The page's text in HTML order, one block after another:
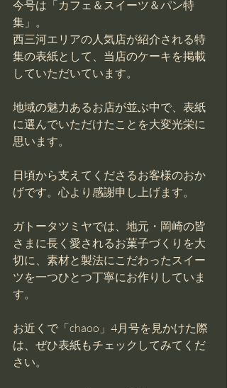
今号は「カフェ＆スイーツ＆パン特
集」。
西三河エリアの人気店が紹介される特
集の表紙として、当店のケーキを掲載
していただいています。
地域の魅力あるお店が並ぶ中で、表紙
に選んでいただけたことを大変光栄に
思います。
日頃から支えてくださるお客様のおか
げです。心より感謝申し上げます。
ガトータツミヤでは、地元・岡崎の皆
さまに長く愛されるお菓子づくりを大
切に、素材と製法にこだわったスイー
ツを一つひとつ丁寧にお作りしていま
す。
お近くで「chaoo」4月号を見かけた際
は、ぜひ表紙もチェックしてみてくだ
さい。